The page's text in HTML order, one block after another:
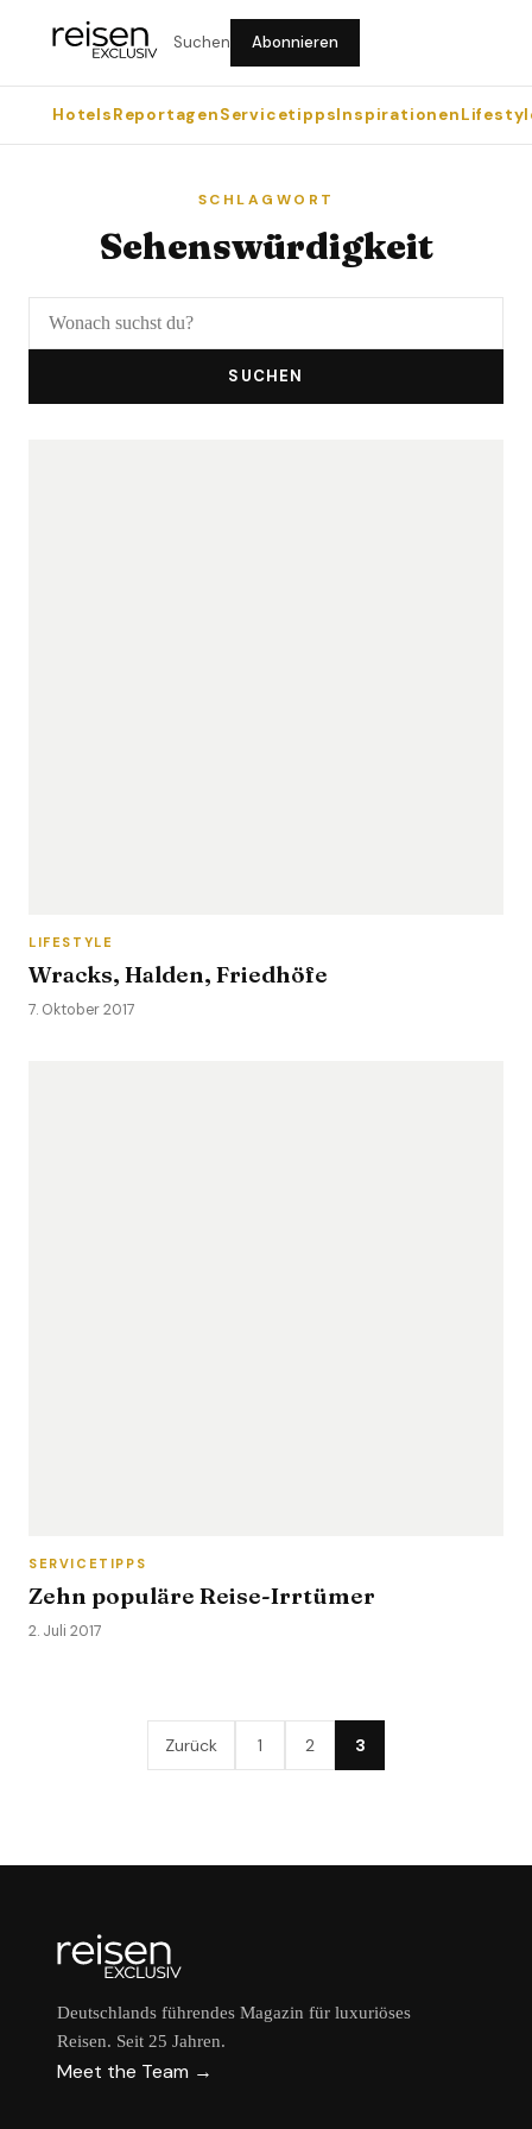
Suchen Abonnieren
HotelsReportagenServicetippsInspirationen
SCHLAGWORT
Sehenswürdigkeit
SUCHEN
LIFESTYLE
Wracks, Halden, Friedhöfe
7. Oktober 2017
SERVICETIPPS
Zehn populäre Reise-Irrtümer
2. Juli 2017
Zurück 1 2 3
Deutschlands führendes Magazin für luxuriöses
Reisen. Seit 25 Jahren.
Meet the Team →